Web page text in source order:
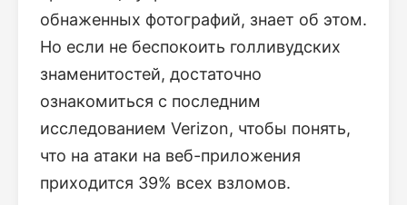
обнаженных фотографий, знает об этом.
Но если не беспокоить голливудских
знаменитостей, достаточно
ознакомиться с последним
исследованием Verizon, чтобы понять,
что на атаки на веб-приложения
приходится 39% всех взломов.